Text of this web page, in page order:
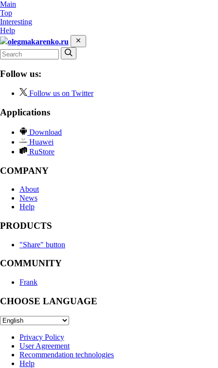
Main
Top
Interesting
Help
olegmakarenko.ru
Follow us:
Follow us on Twitter
Applications
Download
Huawei
RuStore
COMPANY
About
News
Help
PRODUCTS
"Share" button
COMMUNITY
Frank
CHOOSE LANGUAGE
Privacy Policy
User Agreement
Recommendation technologies
Help